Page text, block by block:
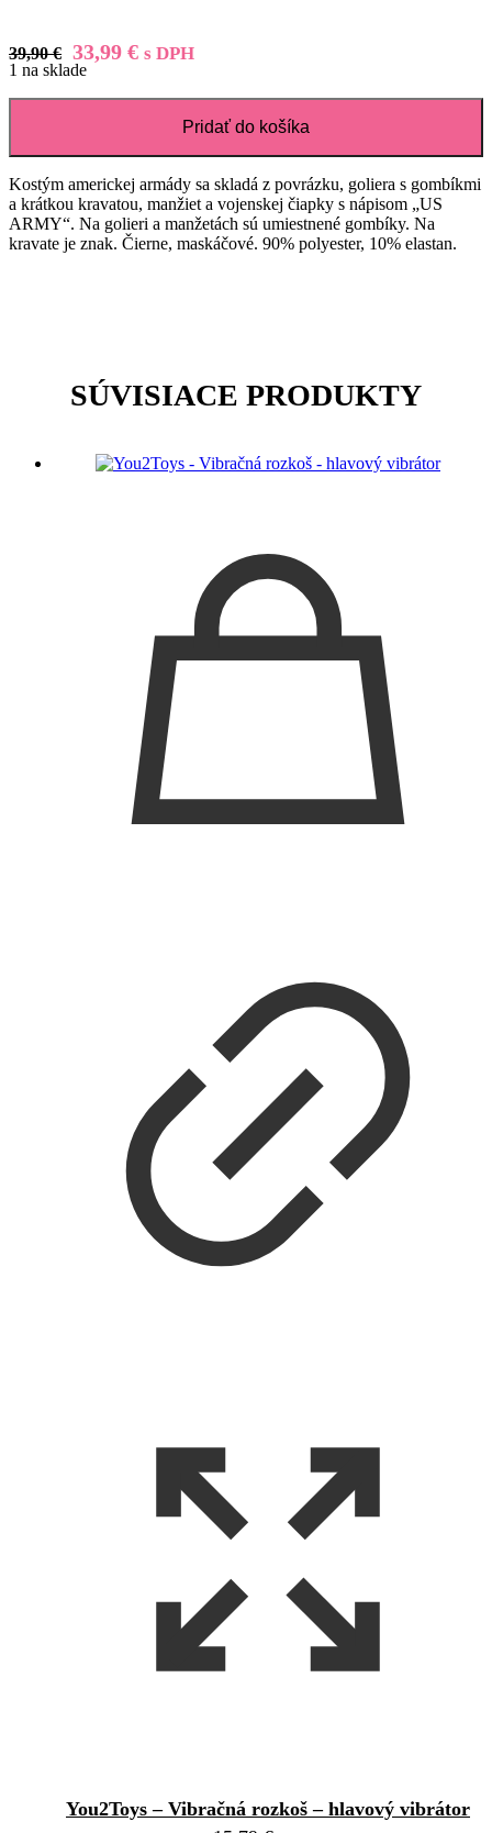
39,90€ Pôvodná
cena
bola:
33,99 €Aktuálna
je:
33,99 €.
s DPH
1 na sklade
Pridať do košíka
Kostým americkej armády sa skladá z povrázku, goliera s gombíkmi
a krátkou kravatou, manžiet a vojenskej čiapky s nápisom „US
ARMY“. Na golieri a manžetách sú umiestnené gombíky. Na
kravate je znak. Čierne, maskáčové. 90% polyester, 10% elastan.
SÚVISIACE PRODUKTY
You2Toys – Vibračná rozkoš – hlavový vibrátor